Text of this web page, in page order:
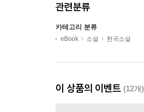
관련분류
카테고리 분류
eBook 소설 한국소설
이 상품의 이벤트 (12개)